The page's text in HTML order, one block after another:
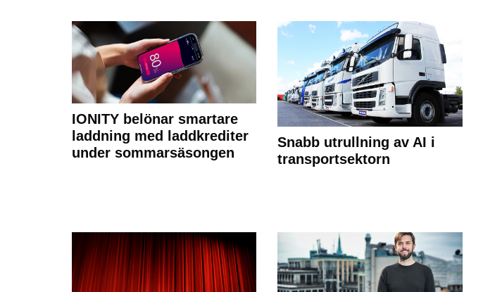
IONITY belönar smartare
laddning med laddkrediter
under sommarsäsongen
Snabb utrullning av AI i
transportsektorn